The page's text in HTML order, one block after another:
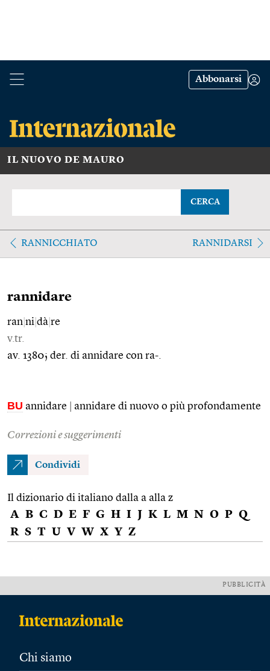
Abbonarsi
IL NUOVO DE MAURO
CERCA
RANNICCHIATO RANNIDARSI
rannidare
ran ni dà re
v.tr.
av. 1380; der. di annidare con ra-.
BU annidare annidare di nuovo o più profondamente
Correzioni e suggerimenti
Condividi
Il dizionario di italiano dalla a alla z
A B C D E F G H I J K L M N O P Q
R S T U V W X Y Z
PUBBLICITÀ
Chi siamo